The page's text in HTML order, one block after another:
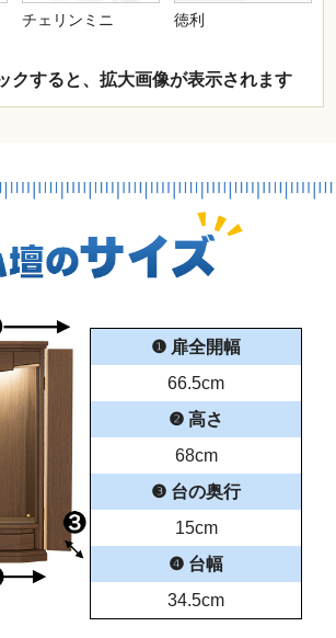
チェリンミニ 徳利
クすると、拡大画像が表示されます
❶ 扉全開幅
66.5cm
❷ 高さ
68cm
❸ 台の奥行
15cm
❹ 台幅
34.5cm